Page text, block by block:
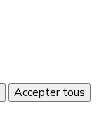
Accepter tous